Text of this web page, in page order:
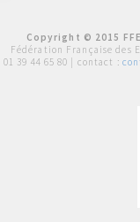
Copyright © 2015
Fédération Française des
01 39 44 65 80 | contact :